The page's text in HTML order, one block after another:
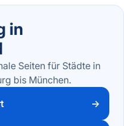
in
Seiten für Städte in
bis München.
→